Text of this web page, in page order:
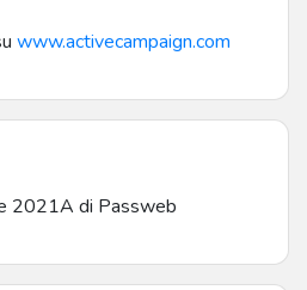
www.activecampaign.com
2021A di Passweb